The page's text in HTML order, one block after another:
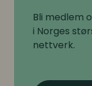
Bli medlem
i Norges
nettverk.